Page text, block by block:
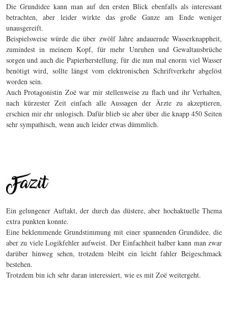
Die Grundidee kann man auf den ersten Blick ebenfalls als interessant
betrachten, aber leider wirkte das große Ganze am Ende weniger
unausgereift.
Beispielsweise würde die über zwölf Jahre andauernde Wasserknappheit,
zumindest in meinem Kopf, für mehr Unruhen und Gewaltausbrüche
sorgen und auch die Papierherstellung, für die nun mal enorm viel Wasser
benötigt wird, sollte längst vom elektronischen Schriftverkehr abgelöst
worden sein.
Auch Protagonistin Zoë war mir stellenweise zu flach und ihr Verhalten,
nach kürzester Zeit einfach alle Aussagen der Ärzte zu akzeptieren,
erschien mir ehr unlogisch. Dafür blieb sie aber über die knapp 450 Seiten
sehr sympathisch, wenn auch leider etwas dümmlich.
Ein gelungener Auftakt, der durch das düstere, aber hochaktuelle Thema
extra punkten konnte.
Eine beklemmende Grundstimmung mit einer spannenden Grundidee, die
aber zu viele Logikfehler aufweist. Der Einfachheit halber kann man zwar
darüber hinweg sehen, trotzdem bleibt ein leicht fahler Beigeschmack
bestehen.
Trotzdem bin ich sehr daran interessiert, wie es mit Zoë weitergeht.